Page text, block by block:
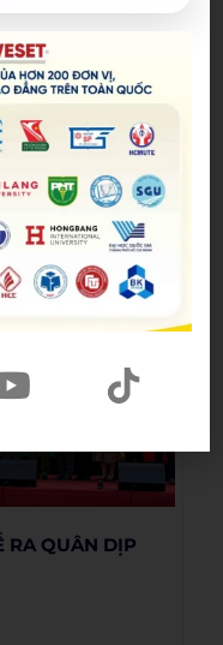
2026,
Đoàn – Hội Sinh
trường, lan tỏa
mệnh giáo dục.
dịch, 10 suất học
khăn và nhiều
sĩ, góp phần
thức, sẻ chia và
RA QUÂN DỊP